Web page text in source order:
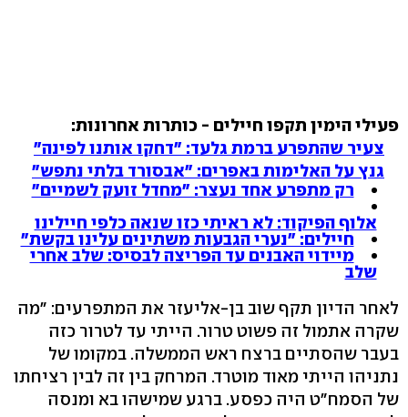
פעילי הימין תקפו חיילים - כותרות אחרונות:
צעיר שהתפרע ברמת גלעד: "דחקו אותנו לפינה"
גנץ על האלימות באפרים: "אבסורד בלתי נתפש"
רק מתפרע אחד נעצר: "מחדל זועק לשמיים"
אלוף הפיקוד: לא ראיתי כזו שנאה כלפי חיילינו
חיילים: "נערי הגבעות משתינים עלינו בקשת"
מיידוי האבנים עד הפריצה לבסיס: שלב אחרי
שלב
לאחר הדיון תקף שוב בן-אליעזר את המתפרעים: "מה
שקרה אתמול זה פשוט טרור. הייתי עד לטרור כזה
בעבר שהסתיים ברצח ראש הממשלה. במקומו של
נתניהו הייתי מאוד מוטרד. המרחק בין זה לבין רציחתו
של הסמח"ט היה כפסע. ברגע שמישהו בא ומנסה